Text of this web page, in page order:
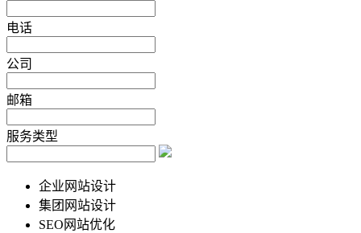
电话
公司
邮箱
服务类型
企业网站设计
集团网站设计
SEO网站优化